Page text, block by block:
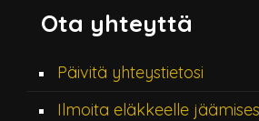
Ota yhteyttä
Päivitä yhteystietosi
Ilmoita eläkkeelle